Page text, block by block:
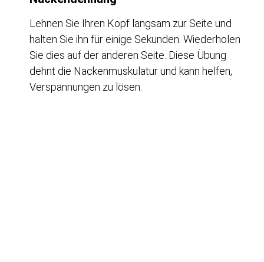
Lehnen Sie Ihren Kopf langsam zur Seite und
halten Sie ihn für einige Sekunden. Wiederholen
Sie dies auf der anderen Seite. Diese Übung
dehnt die Nackenmuskulatur und kann helfen,
Verspannungen zu lösen.